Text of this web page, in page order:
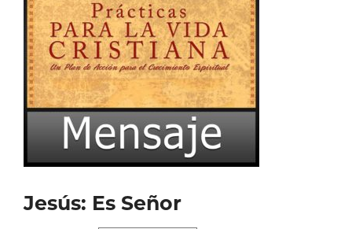
Jesús: Es Señor